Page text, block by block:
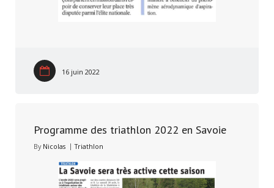
16 juin 2022
Programme des triathlon 2022 en Savoie
By Nicolas Triathlon